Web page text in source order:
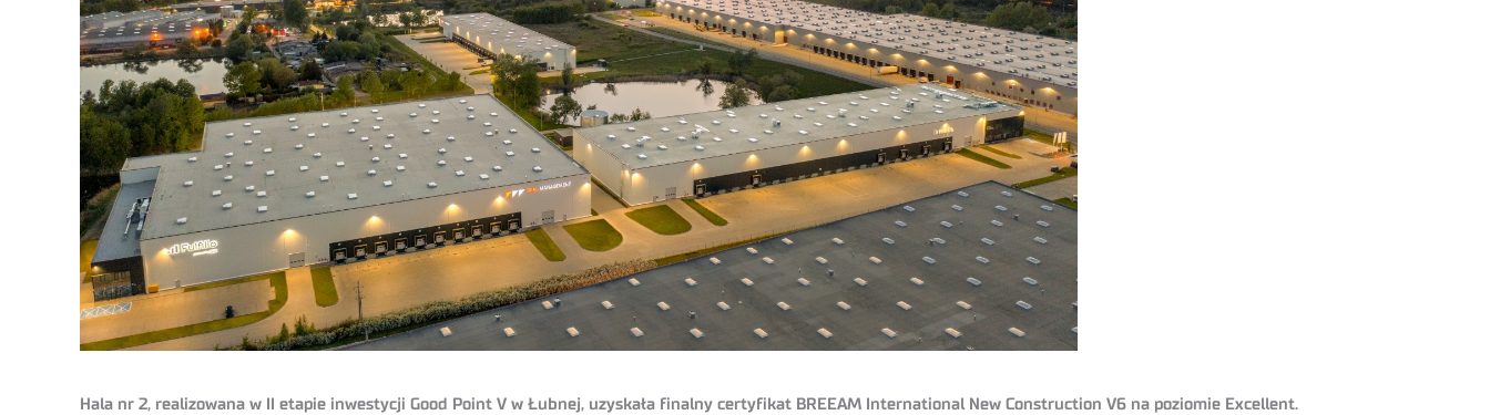
Hala nr 2, realizowana w II etapie inwestycji Good Point V w Łubnej, uzyskała finalny certyfikat BREEAM International New Construction V6 na poziomie Excellent.